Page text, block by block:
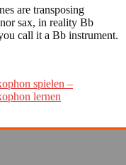
are transposing
sax, in reality Bb
call it a Bb instrument.
spielen –
lernen